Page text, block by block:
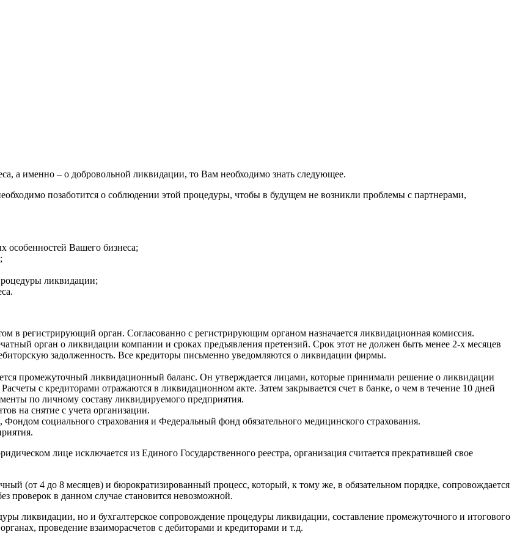
а именно – о добровольной ликвидации, то Вам необходимо знать следующее.
позаботится о соблюдении этой процедуры, чтобы в будущем не возникли проблемы с партнерами,
особенностей Вашего бизнеса;
ликвидации;
в регистрирующий орган. Согласованно с регистрирующим органом назначается ликвидационная комиссия.
орган о ликвидации компании и сроках предъявления претензий. Срок этот не должен быть менее 2-х месяцев
задолженность. Все кредиторы письменно уведомляются о ликвидации фирмы.
промежуточный ликвидационный баланс. Он утверждается лицами, которые принимали решение о ликвидации
с кредиторами отражаются в ликвидационном акте. Затем закрывается счет в банке, о чем в течение 10 дней
по личному составу ликвидируемого предприятия.
на снятие с учета организации.
социального страхования и Федеральный фонд обязательного медицинского страхования.
лице исключается из Единого Государственного реестра, организация считается прекратившей свое
(от 4 до 8 месяцев) и бюрократизированный процесс, который, к тому же, в обязательном порядке, сопровождается
проверок в данном случае становится невозможной.
ликвидации, но и бухгалтерское сопровождение процедуры ликвидации, составление промежуточного и итогового
проведение взаиморасчетов с дебиторами и кредиторами и т.д.